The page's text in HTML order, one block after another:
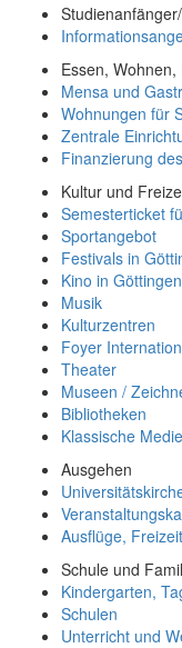
Essen,
Mensa und
Wohnungen für
Zentrale
Finanzierung
Kultur und
Semesterticket
Sportangebot
Festivals in
Kino in Göttingen
Musik
Kulturzentren
Foyer
Theater
Museen /
Bibliotheken
Klassische
Ausgehen
Ausflüge,
Schule und
Kindergarten,
Schulen
Unterricht und